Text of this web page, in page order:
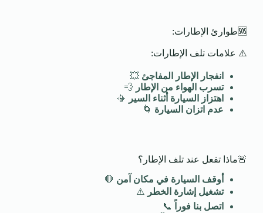
🆘طوارئ الإطارات:
⚠️ علامات تلف الإطارات:
انفجار الإطار المفاجئ 💥
تسرب الهواء من الإطار 💨
اهتزاز السيارة أثناء السير 📳
عدم اتزان السيارة 🌀
🚨ماذا تفعل عند تلف الإطار؟
أوقف السيارة في مكان آمن 🛑
تشغيل إشارة الخطر ⚠️
اتصل بنا فوراً
📞